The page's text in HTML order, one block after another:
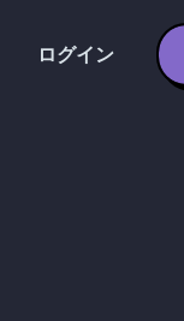
ログイン